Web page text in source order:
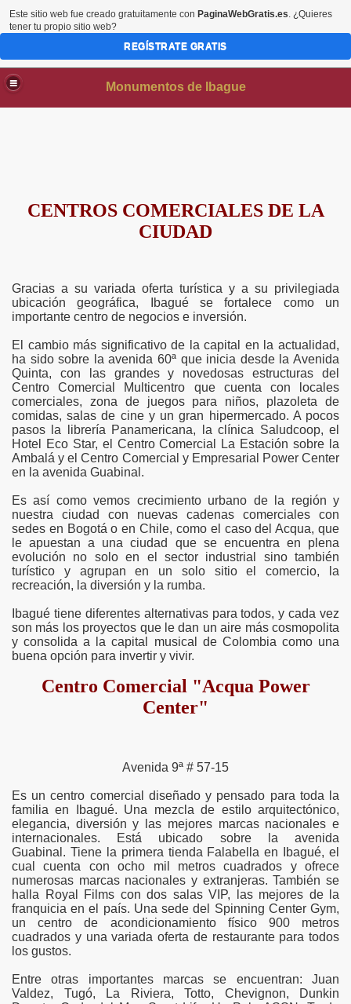
Monumentos de Ibague
CENTROS COMERCIALES DE LA
CIUDAD
Gracias a su variada oferta turística y a su privilegiada
ubicación geográfica, Ibagué se fortalece como un
importante centro de negocios e inversión.
El cambio más significativo de la capital en la actualidad,
ha sido sobre la avenida 60ª que inicia desde la Avenida
Quinta, con las grandes y novedosas estructuras del
Centro Comercial Multicentro que cuenta con locales
comerciales, zona de juegos para niños, plazoleta de
comidas, salas de cine y un gran hipermercado. A pocos
pasos la librería Panamericana, la clínica Saludcoop, el
Hotel Eco Star, el Centro Comercial La Estación sobre la
Ambalá y el Centro Comercial y Empresarial Power Center
en la avenida Guabinal.
Es así como vemos crecimiento urbano de la región y
nuestra ciudad con nuevas cadenas comerciales con
sedes en Bogotá o en Chile, como el caso del Acqua, que
le apuestan a una ciudad que se encuentra en plena
evolución no solo en el sector industrial sino también
turístico y agrupan en un solo sitio el comercio, la
recreación, la diversión y la rumba.
Ibagué tiene diferentes alternativas para todos, y cada vez
son más los proyectos que le dan un aire más cosmopolita
y consolida a la capital musical de Colombia como una
buena opción para invertir y vivir.
Centro Comercial "Acqua Power
Center"
Avenida 9ª # 57-15
Es un centro comercial diseñado y pensado para toda la
familia en Ibagué. Una mezcla de estilo arquitectónico,
elegancia, diversión y las mejores marcas nacionales e
internacionales. Está ubicado sobre la avenida
Guabinal. Tiene la primera tienda Falabella en Ibagué, el
cual cuenta con ocho mil metros cuadrados y ofrece
numerosas marcas nacionales y extranjeras. También se
halla Royal Films con dos salas VIP, las mejores de la
franquicia en el país. Una sede del Spinning Center Gym,
un centro de acondicionamiento físico 900 metros
cuadrados y una variada oferta de restaurante para todos
los gustos.
Entre otras importantes marcas se encuentran: Juan
Valdez, Tugó, La Riviera, Totto, Chevignon, Dunkin
Este sitio web fue creado gratuitamente con PaginaWebGratis.es. ¿Quieres
tener tu propio sitio web?
REGÍSTRATE GRATIS